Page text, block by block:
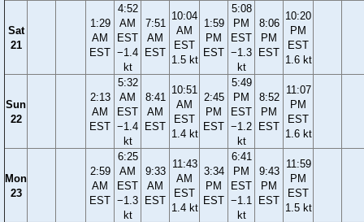
Sat
21
1:29
AM
EST
4:52
AM
EST
−1.4
kt
7:51
AM
EST
10:04
AM
EST
1.5 kt
1:59
PM
EST
5:08
PM
EST
−1.3
kt
8:06
PM
EST
10:20
PM
EST
1.6 kt
Sun
22
2:13
AM
EST
5:32
AM
EST
−1.4
kt
8:41
AM
EST
10:51
AM
EST
1.4 kt
2:45
PM
EST
5:49
PM
EST
−1.2
kt
8:52
PM
EST
11:07
PM
EST
1.6 kt
Mon
23
2:59
AM
EST
6:25
AM
EST
−1.3
kt
9:33
AM
EST
11:43
AM
EST
1.4 kt
3:34
PM
EST
6:41
PM
EST
−1.1
kt
9:43
PM
EST
11:59
PM
EST
1.5 kt